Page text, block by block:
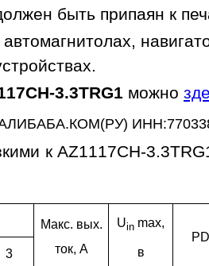
быть припаян к
3.3TRG1 можно
к AZ1117CH-
Макс. вых.
ток, A
Uin max,
в
3